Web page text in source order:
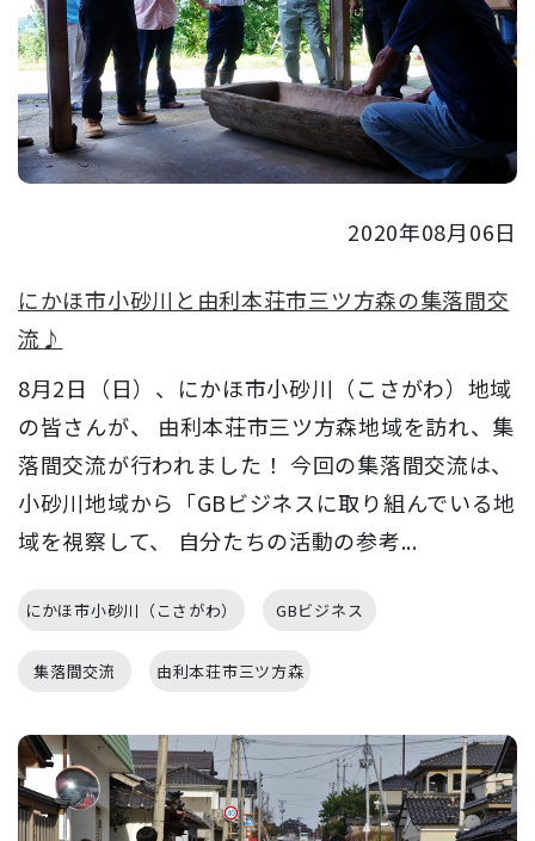
2020年08月06日
にかほ市小砂川と由利本荘市三ツ方森の集落間交
流♪
8月2日（日）、にかほ市小砂川（こさがわ）地域
の皆さんが、 由利本荘市三ツ方森地域を訪れ、集
落間交流が行われました！ 今回の集落間交流は、
小砂川地域から「GBビジネスに取り組んでいる地
域を視察して、 自分たちの活動の参考...
にかほ市小砂川（こさがわ） GBビジネス
集落間交流 由利本荘市三ツ方森